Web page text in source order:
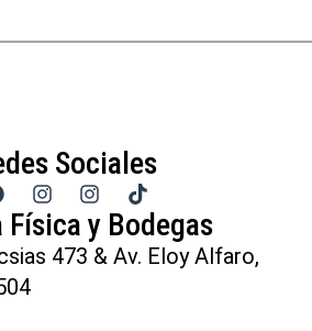
Sociales
Física y Bodegas
473 & Av. Eloy Alfaro,